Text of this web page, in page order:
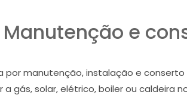
Manutenção e
por manutenção, instalação e
a gás, solar, elétrico, boiler ou caldeira